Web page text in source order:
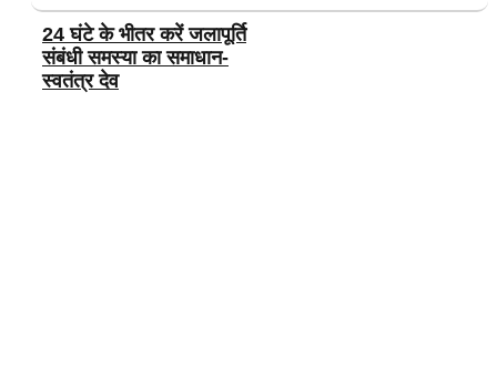
24 घंटे के भीतर करें जलापूर्ति
संबंधी समस्या का समाधान-
स्वतंत्र देव